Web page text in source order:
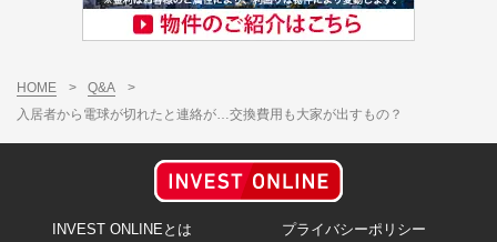
HOME > Q&A
>
入居者から電球が切れたと連絡が…交換費用も大家が出すもの？
INVEST ONLINEとは プライバシーポリシー